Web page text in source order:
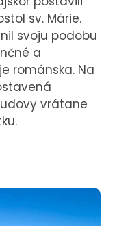
sv. Márie.
svoju podobu
a
románska. Na
vrátane